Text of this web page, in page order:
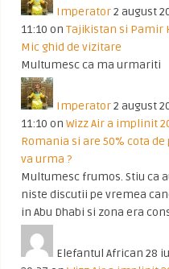
Imperator2 august
11:10 on Tajikistan si Pamir
Mic ghid de vizitare
Multumesc ca ma urmariti
Imperator2 august
11:10 on Wizz Air a implinit
Romania si are 50% cota de
va urma ?
Multumesc frumos. Stiu ca
niste discutii pe vremea
in Abu Dhabi si zona era
Elefantul African 28